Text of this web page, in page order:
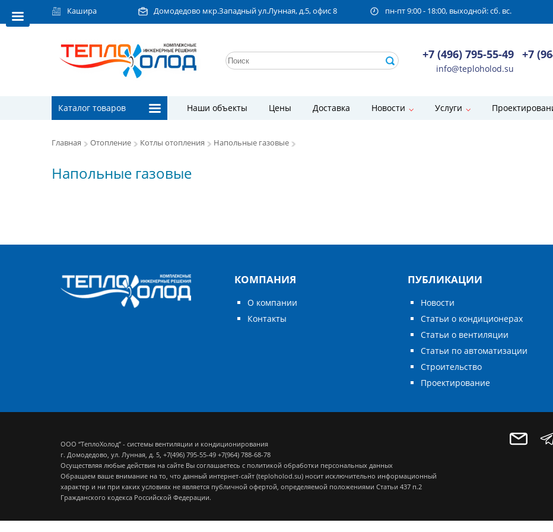
Кашира Домодедово мкр.Западный ул.Лунная, д.5, офис 8 пн-пт 9:00 - 18:00, выходной: сб. вс.
+7 (496) 795-55-49
info@teploholod.su
+7
Каталог товаров Наши объекты Цены Доставка Новости Услуги
Главная Отопление Котлы отопления Напольные газовые
Напольные газовые
КОМПАНИЯ
О компании
Контакты
ПУБЛИКАЦИИ
Новости
Статьи о кондиционерах
Статьи о вентиляции
Статьи по автоматизации
Строительство
Проектирование
ООО “ТеплоХолод” - системы вентиляции и кондиционирования
г. Домодедово, ул. Лунная, д. 5, +7(496) 795-55-49 +7(964) 788-68-78
Осуществляя любые действия на сайте Вы соглашаетесь с политикой обработки персональных данных
Обращаем ваше внимание на то, что данный интернет-сайт (teploholod.su) носит исключительно информационный
характер и ни при каких условиях не является публичной офертой, определяемой положениями Статьи 437 п.2
Гражданского кодекса Российской Федерации.